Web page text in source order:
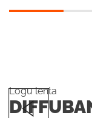
Logu lenta